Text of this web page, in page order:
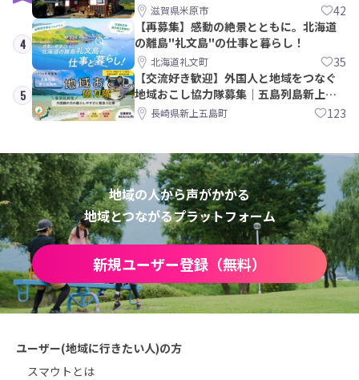
滋賀県米原市 42
4
【再募集】感動の絶景とともに。北海道
の離島"礼文島"の仕事と暮らし！
北海道礼文町 35
5
【交流好き歓迎】外国人と地域をつなぐ
地域おこし協力隊募集｜五島列島新上五
島町長崎県新上五島町 123
地域の人から声がかかる
地域とつながるプラットフォーム
新規ユーザー登録（無料）
ユーザー(地域に行きたい人)の方
スマウトとは